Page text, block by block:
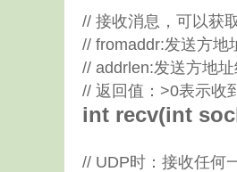
// 接收消息，可以获
// fromaddr:发送方地
// addrlen:发送方地
// 返回值：>0表示收
int recv(int
// UDP时：接收任何